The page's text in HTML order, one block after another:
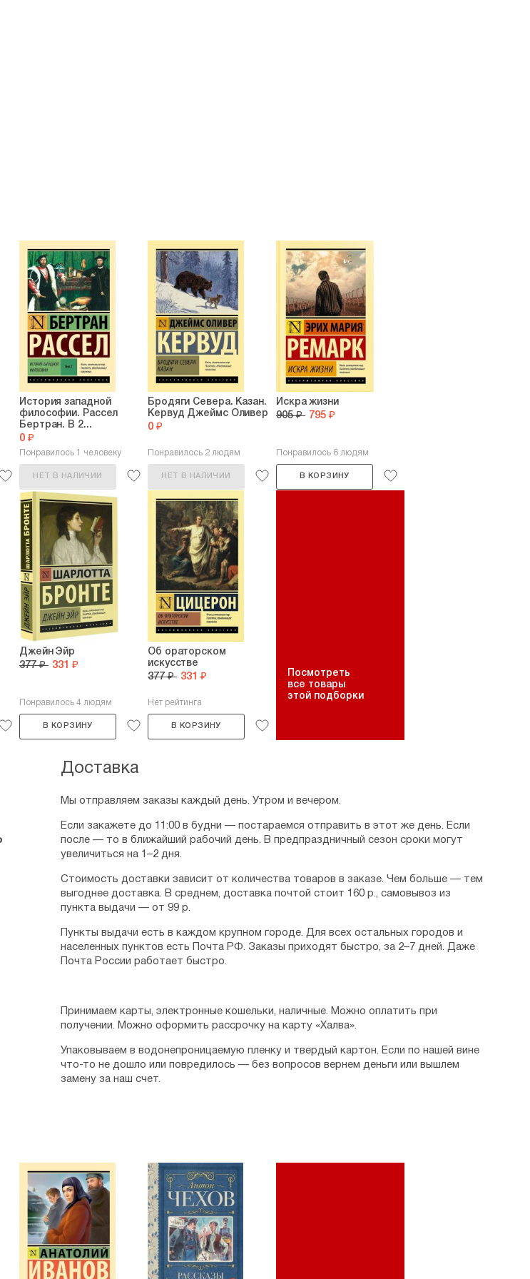
замену в своем сердце. Перепитии судьбы развели их. Примечательно, однако,
что свою первую дочь, женившись вскоре после расставания с Остин, Том
назвал Джейн.
В 30-ть лет писательница надела чепчик старой девы и провела небольшой
остаток лет в хлопотах по хозяйству. В частности, она любила шить одежду. В
деревеньке Чотон, где прошли ее последние годы, открыт для туристов дом-
музей. Неподалеку — в Уинчестерском соборе — покоится с миром ее прах.
Болезнь, унесшая еще молодую жизнь Джейн, не дала ей завершить последний
роман «Сэндитон». Но даже и эти 12-ть глав, как и все остальные шедевры
Остин, были переведены на многие языки мира и чрезвычайно любимы
читателями.
История западной
философии. Рассел
Бертран. В 2...
0 ₽
Понравилось 1 человеку
НЕТ В НАЛИЧИИ
Бродяги Севера. Казан.
Кервуд Джеймс Оливер
0 ₽
Понравилось 2 людям
НЕТ В НАЛИЧИИ
Искра жизни
905 ₽ 795 ₽
Понравилось 6 людям
В КОРЗИНУ
Джейн Эйр
377 ₽ 331 ₽
Понравилось 4 людям
В КОРЗИНУ
Об ораторском
искусстве
377 ₽ 331 ₽
Нет рейтинга
В КОРЗИНУ
Посмотреть
все товары
этой подборки
Доставка
Мы отправляем заказы каждый день. Утром и вечером.
Если закажете до 11:00 в будни — постараемся отправить в этот же день. Если
после — то в ближайший рабочий день. В предпраздничный сезон сроки могут
увеличиться на 1–2 дня.
Стоимость доставки зависит от количества товаров в заказе. Чем больше — тем
выгоднее доставка. В среднем, доставка почтой стоит 160 р., самовывоз из
пункта выдачи — от 99 р.
Пункты выдачи есть в каждом крупном городе. Для всех остальных городов и
населенных пунктов есть Почта РФ. Заказы приходят быстро, за 2–7 дней. Даже
Почта России работает быстро.
Принимаем карты, электронные кошельки, наличные. Можно оплатить при
получении. Можно оформить рассрочку на карту «Халва».
Упаковываем в водонепроницаемую пленку и твердый картон. Если по нашей вине
что-то не дошло или повредилось — без вопросов вернем деньги или вышлем
замену за наш счет.